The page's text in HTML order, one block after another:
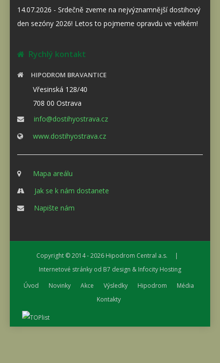
14.07.2026 - Srdečně zveme na nejvýznamnější dostihový
den sezóny 2026! Letos to pojmeme opravdu ve velkém!
Rychlý kontakt
HIPODROM BRAVANTICE
Vřesinská 128/40
708 00 Ostrava
info@dostihyostrava.cz
www.dostihyostrava.cz
Mapa areálu
Jak se k nám dostanete
Napište nám
Copyright © 2014 - 2026 Hipodrom Central a.s. |
Internetové stránky od B7 design & Infocity Hosting
Úvod
Novinky Akce Výsledky Hipodrom
Média
Kontakty